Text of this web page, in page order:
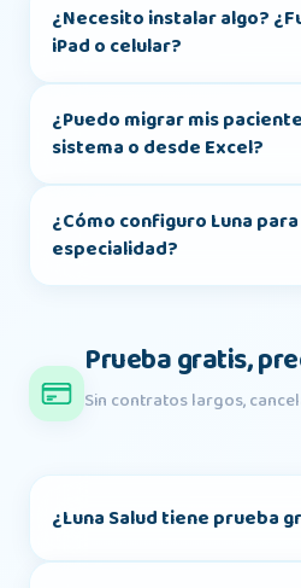
¿Necesito instalar algo?
iPad o celular?
¿Puedo migrar mis
sistema o desde Excel?
¿Cómo configuro Luna
especialidad?
Prueba gratis,
Sin contratos largos,
¿Luna Salud tiene prueba